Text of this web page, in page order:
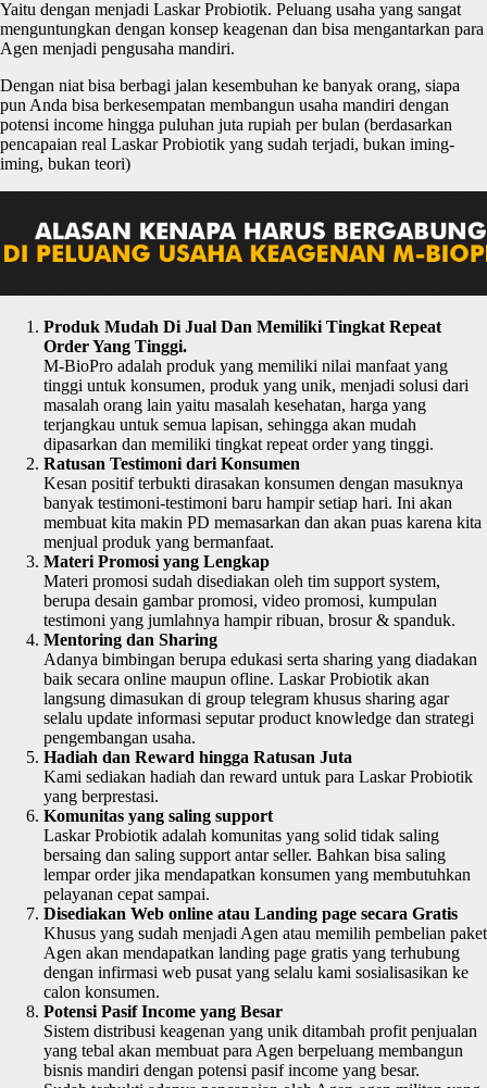
Yaitu dengan menjadi Laskar Probiotik. Peluang usaha yang sangat
menguntungkan dengan konsep keagenan dan bisa mengantarkan para
Agen menjadi pengusaha mandiri.
Dengan niat bisa berbagi jalan kesembuhan ke banyak orang, siapa
pun Anda bisa berkesempatan membangun usaha mandiri dengan
potensi income hingga puluhan juta rupiah per bulan (berdasarkan
pencapaian real Laskar Probiotik yang sudah terjadi, bukan iming-
iming, bukan teori)
Produk Mudah Di Jual Dan Memiliki Tingkat Repeat
Order Yang Tinggi.
M-BioPro adalah produk yang memiliki nilai manfaat yang
tinggi untuk konsumen, produk yang unik, menjadi solusi dari
masalah orang lain yaitu masalah kesehatan, harga yang
terjangkau untuk semua lapisan, sehingga akan mudah
dipasarkan dan memiliki tingkat repeat order yang tinggi.
Ratusan Testimoni dari Konsumen
Kesan positif terbukti dirasakan konsumen dengan masuknya
banyak testimoni-testimoni baru hampir setiap hari. Ini akan
membuat kita makin PD memasarkan dan akan puas karena kita
menjual produk yang bermanfaat.
Materi Promosi yang Lengkap
Materi promosi sudah disediakan oleh tim support system,
berupa desain gambar promosi, video promosi, kumpulan
testimoni yang jumlahnya hampir ribuan, brosur & spanduk.
Mentoring dan Sharing
Adanya bimbingan berupa edukasi serta sharing yang diadakan
baik secara online maupun ofline. Laskar Probiotik akan
langsung dimasukan di group telegram khusus sharing agar
selalu update informasi seputar product knowledge dan strategi
pengembangan usaha.
Hadiah dan Reward hingga Ratusan Juta
Kami sediakan hadiah dan reward untuk para Laskar Probiotik
yang berprestasi.
Komunitas yang saling support
Laskar Probiotik adalah komunitas yang solid tidak saling
bersaing dan saling support antar seller. Bahkan bisa saling
lempar order jika mendapatkan konsumen yang membutuhkan
pelayanan cepat sampai.
Disediakan Web online atau Landing page secara Gratis
Khusus yang sudah menjadi Agen atau memilih pembelian paket
Agen akan mendapatkan landing page gratis yang terhubung
dengan infirmasi web pusat yang selalu kami sosialisasikan ke
calon konsumen.
Potensi Pasif Income yang Besar
Sistem distribusi keagenan yang unik ditambah profit penjualan
yang tebal akan membuat para Agen berpeluang membangun
bisnis mandiri dengan potensi pasif income yang besar.